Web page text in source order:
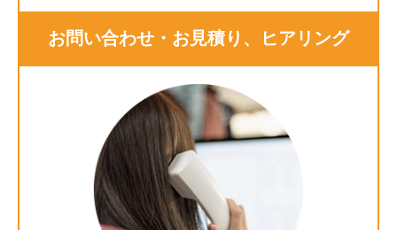
お問い合わせ・お見積り、ヒアリング